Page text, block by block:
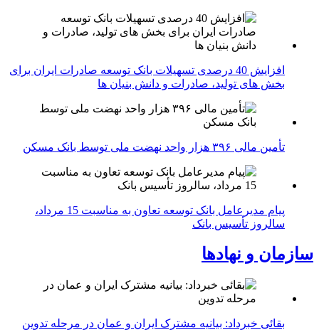
افزایش 40 درصدی تسهیلات بانک توسعه صادرات ایران برای
بخش های تولید، صادرات و دانش بنیان ها
تأمین مالی ۳۹۶ هزار واحد نهضت ملی توسط بانک مسکن
پیام مدیرعامل بانک توسعه تعاون به مناسبت 15 مرداد،
سالروز تأسیس بانک
سازمان و نهادها
بقائی خبرداد: بیانیه مشترک ایران و عمان در مرحله تدوین